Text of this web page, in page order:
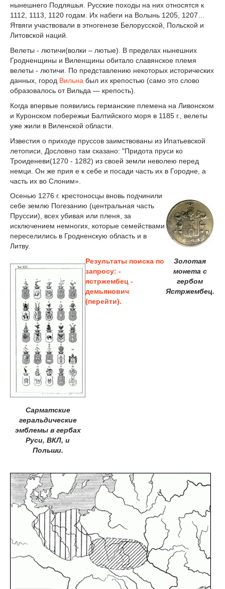
нынешнего Подляшья. Русские походы на них относятся к
1112, 1113, 1120 годам. Их набеги на Волынь 1205, 1207…
Ятвяги участвовали в этногенезе Белорусской, Польской и
Литовской наций.
Велеты - лютичи(волки – лютые). В пределах нынешних
Гродненщины и Виленщины обитало славянское племя
велеты - лютичи. По представлению некоторых исторических
данных, город Вильна был их крепостью (само это слово
образовалось от Вильда — крепость).
Когда впервые появились германские племена на Ливонском
и Куронском побережьи Балтийского моря в 1185 г., велеты
уже жили в Виленской области.
Известия о приходе пруссов заимствованы из Ипатьевской
летописи, Дословно там сказано: "Придота пруси ко
Троиденеви(1270 - 1282) из своей земли неволею перед
немци. Он же прия е к себе и посади часть их в Городне, а
часть их во Слоним».
Золотая
монета с
гербом
Ястржембец.
Осенью 1276 г. крестоносцы вновь подчинили
себе землю Погезанию (центральная часть
Пруссии), всех убивая или пленя, за
исключением немногих, которые семействами
переселились в Гродненскую область и в
Литву.
Сарматские
геральдические
эмблемы в гербах
Руси, ВКЛ, и
Польши.
Результаты поиска по
запросу: -
ястржембец -
демьянович
(перейти).